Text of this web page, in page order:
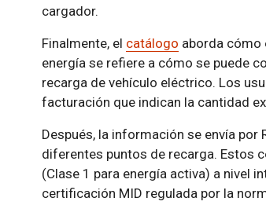
cargador.
Finalmente, el catálogo aborda cómo
energía se refiere a cómo se puede
recarga de vehículo eléctrico. Los
facturación que indican la cantidad
Después, la información se envía
diferentes puntos de recarga. Estos
(Clase 1 para energía activa) a nivel
certificación MID regulada por la